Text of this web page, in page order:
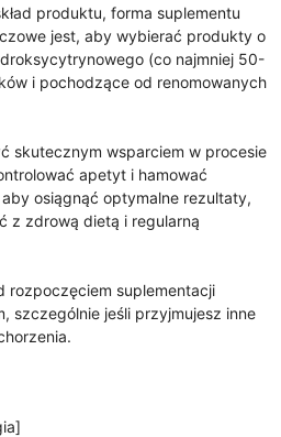
produktu, forma suplementu
jest, aby wybierać produkty o
(co najmniej 50-
i pochodzące od renomowanych
skutecznym wsparciem w procesie
apetyt i hamować
osiągnąć optymalne rezultaty,
z zdrową dietą i regularną
rozpoczęciem suplementacji
szczególnie jeśli przyjmujesz inne